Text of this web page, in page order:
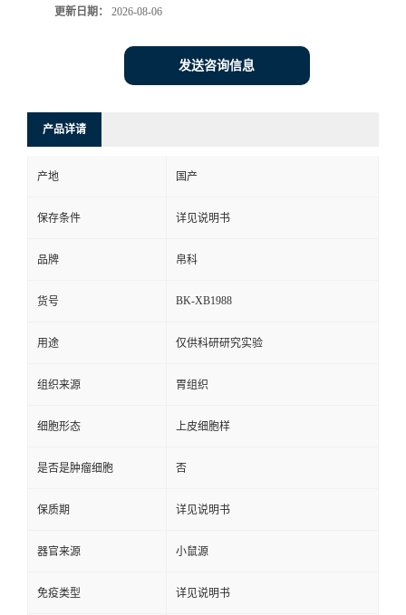
更新日期： 2026-08-06
发送咨询信息
产品详请
产地 国产
保存条件 详见说明书
品牌 帛科
货号 BK-XB1988
用途 仅供科研研究实验
组织来源 胃组织
细胞形态 上皮细胞样
是否是肿瘤细胞 否
保质期 详见说明书
器官来源 小鼠源
免疫类型 详见说明书